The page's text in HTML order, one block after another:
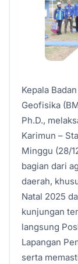
Kepala
Geofisika
Ph.D.,
Karimun –
Minggu (28/
bagian dari
daerah,
Natal 2025
kunjungan
langsung
Lapangan
serta